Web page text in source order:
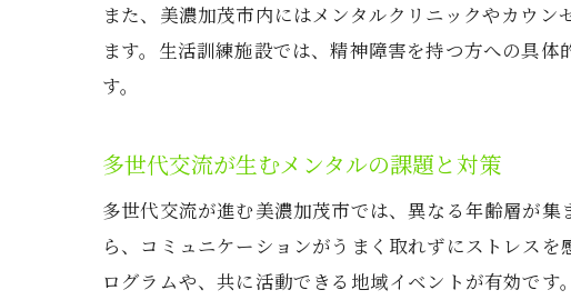
また、美濃加茂市内にはメンタルクリニックやカウ
ます。生活訓練施設では、精神障害を持つ方への具
す。
多世代交流が生むメンタルの課題と対策
多世代交流が進む美濃加茂市では、異なる年齢層が
ら、コミュニケーションがうまく取れずにストレス
ログラムや、共に活動できる地域イベントが有効です。